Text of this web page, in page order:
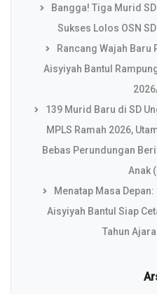
Bangga! Tiga Murid
Sukses Lolos OSN
Rancang Wajah Baru
Aisyiyah Bantul
139 Murid Baru di SD
MPLS Ramah 2026,
Bebas Perundungan
Anak
Menatap Masa
Aisyiyah Bantul Siap
Tahun